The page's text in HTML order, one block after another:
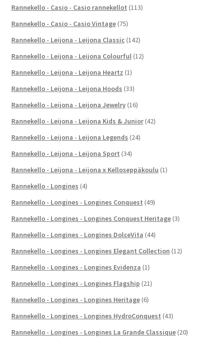
Rannekello - Casio - Casio rannekellot (113)
Rannekello - Casio - Casio Vintage (75)
Rannekello - Leijona - Leijona Classic (142)
Rannekello - Leijona - Leijona Colourful (12)
Rannekello - Leijona - Leijona Heartz (1)
Rannekello - Leijona - Leijona Hoods (33)
Rannekello - Leijona - Leijona Jewelry (16)
Rannekello - Leijona - Leijona Kids & Junior (42)
Rannekello - Leijona - Leijona Legends (24)
Rannekello - Leijona - Leijona Sport (34)
Rannekello - Leijona - Leijona x Kelloseppäkoulu (1)
Rannekello - Longines (4)
Rannekello - Longines - Longines Conquest (49)
Rannekello - Longines - Longines Conquest Heritage (3)
Rannekello - Longines - Longines DolceVita (44)
Rannekello - Longines - Longines Elegant Collection (12)
Rannekello - Longines - Longines Evidenza (1)
Rannekello - Longines - Longines Flagship (21)
Rannekello - Longines - Longines Heritage (6)
Rannekello - Longines - Longines HydroConquest (43)
Rannekello - Longines - Longines La Grande Classique (20)